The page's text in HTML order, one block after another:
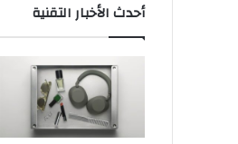
أحدث الأخبار التقنية